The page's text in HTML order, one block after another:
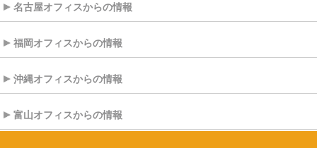
名古屋オフィスからの情報
福岡オフィスからの情報
沖縄オフィスからの情報
富山オフィスからの情報